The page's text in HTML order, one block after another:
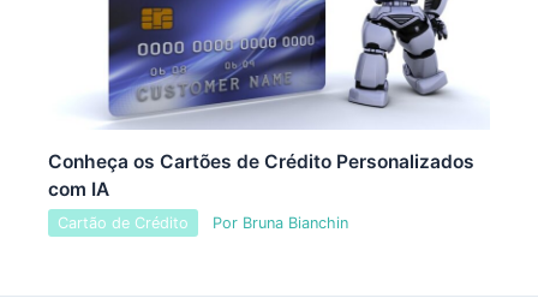
Conheça os Cartões de Crédito Personalizados
com IA
Cartão de Crédito Por Bruna Bianchin